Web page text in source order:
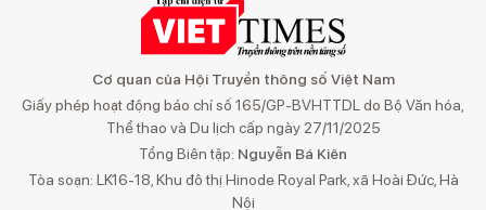
Cơ quan của Hội Truyền thông số Việt Nam
Giấy phép hoạt động báo chí số 165/GP-BVHTTDL do Bộ Văn hóa,
Thể thao và Du lịch cấp ngày 27/11/2025
Tổng Biên tập: Nguyễn Bá Kiên
Tòa soạn: LK16-18, Khu đô thị Hinode Royal Park, xã Hoài Đức, Hà
Nội